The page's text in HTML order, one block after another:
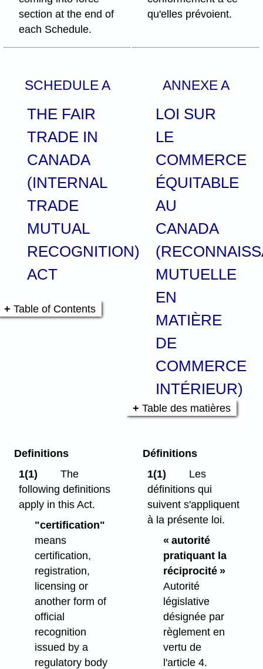
section at the end of
each Schedule.
qu'elles prévoient.
SCHEDULE A ANNEXE A
THE FAIR
TRADE IN
CANADA
(INTERNAL
TRADE
MUTUAL
RECOGNITION)
ACT
Table of Contents
LOI SUR
LE
COMMERCE
ÉQUITABLE
AU
CANADA
MUTUELLE
EN
MATIÈRE
DE
COMMERCE
INTÉRIEUR)
Table des matières
Definitions
1(1)
The
following definitions
apply in this Act.
"certification"
means
certification,
registration,
licensing or
another form of
official
recognition
issued by a
regulatory body
Définitions
1(1)
Les
définitions qui
suivent s'appliquent
à la présente loi.
« autorité
pratiquant la
réciprocité »
Autorité
législative
désignée par
règlement en
vertu de
l'article 4.